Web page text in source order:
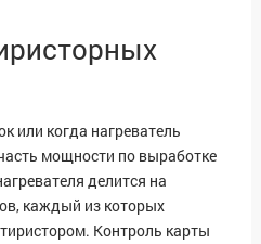
или когда нагреватель
мощности по выработке
делится на
каждый из которых
Контроль карты